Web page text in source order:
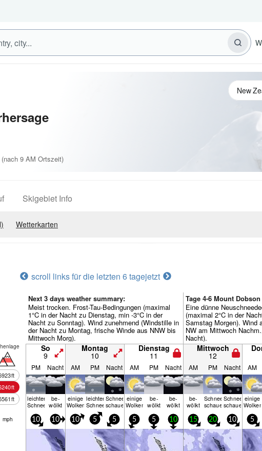
(nach 9 AM Ortszeit)
Skigebiet Info
Wetterkarten
scroll links für die letzten 6 tagejetzt
Next 3 days weather summary:
Meist trocken. Frost-Tau-Bedingungen (maximal
1°C in der Nacht zu Dienstag, min -3°C in der
Nacht zu Sonntag). Wind zunehmend (Windstille in
der Nacht zu Montag, frische Winde aus NNW bis
Mittwoch Morg).
Tage 4-6 Mount
Eine dünne
(maximal 2°C in der
Samstag Morgen). Wind
NW am Mittwoch
Nacht).
ft
ft
ft
So
9
Montag
10
Dienstag
11
Mittwoch
12
PM Nacht AM PM Nacht AM PM Nacht AM PM Nacht AM
leichter
Schnee
be­
wölkt
einige
Wolken
leichter
Schnee
Schnee­
schauer
einige
Wolken
be­
wölkt
be­
wölkt
be­
wölkt
Schnee­
schauer
Schnee­
schauer
einige
Wolken
mph 10 10 10 5 5 5 5 10 15 20 10 5